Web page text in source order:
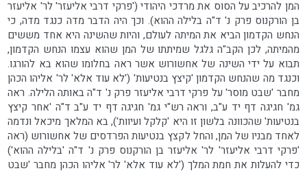
המן להרכיב על הסוס את מרדכי היהודי ('פרקי דרבי אליעזר' לר' אליעזר
בן הורקנוס פרק נ' ד"ה בלילה ההוא). וכך היה הדבר מדה כנגד מדה, כי
הנחש הקדמון הביא את המיתה לעולם, והיות שהשינה היא אחד מששים
מהמיתה, לכן הקב"ה גלגל שמיתתו של המן שהוא עצמו הנחש הקדמון,
תבוא על ידי השינה של אחשורוש אשר ראה בחלומו שהוא בא להורגו.
וכנגד מה שהנחש הקדמון 'קיצץ בנטיעות' ('לא עוד אלא' לר' אליהו הכהן
מחבר 'שבט מוסר' על פרקי דרבי אליעזר פרק נ' ד"ה באותה הלילה. ראה
גמ' חגיגה דף יד ע"ב, וראה רש"י גמ' חגיגה דף יד ע"ב ד"ה 'אחר קיצץ
בנטיעות' שהכוונה בלשון זו היא 'קלקל ועיוות'), בא המלאך מיכאל ונדמה
לאחד מבניו של המן, והחל לקצץ בנטיעות הפרדסים של אחשורוש (ראה
'פרקי דרבי אליעזר' לר' אליעזר בן הורקנוס פרק נ' ד"ה 'בלילה ההוא')
כדי להעלות את חמת המלך ('לא עוד אלא' לר' אליהו הכהן מחבר 'שבט